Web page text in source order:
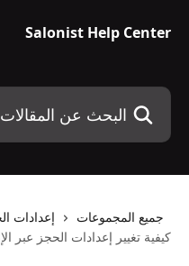
Salonist Help Center
البحث عن المقالات...
جميع المجموعات
إعدادات
كيفية تغيير إعدادات الحجز عبر